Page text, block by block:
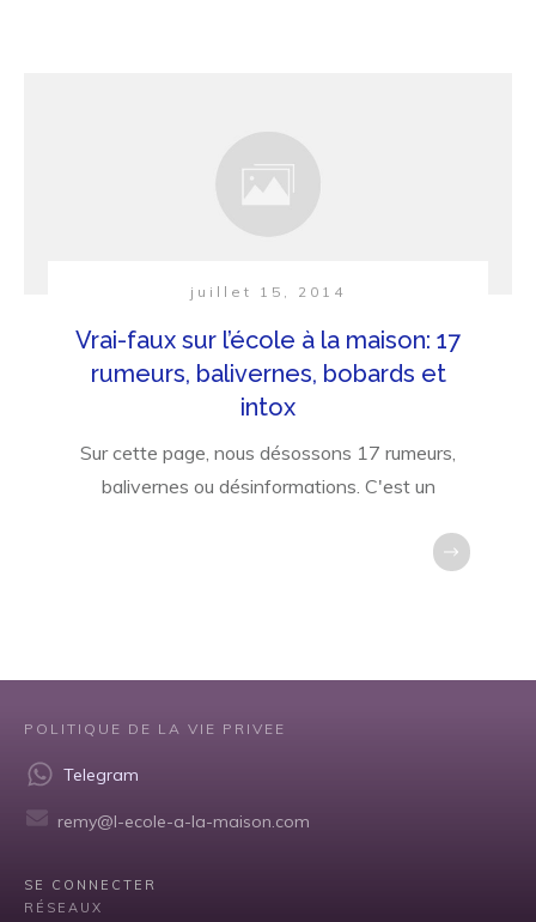
juillet 15, 2014
Vrai-faux sur l’école à la maison: 17
rumeurs, balivernes, bobards et
intox
Sur cette page, nous désossons 17 rumeurs,
balivernes ou désinformations. C'est un
POLITIQUE DE LA VIE PRIVEE
Telegram
remy@l-ecole-a-la-maison.com
SE CONNECTER
RÉSEAUX